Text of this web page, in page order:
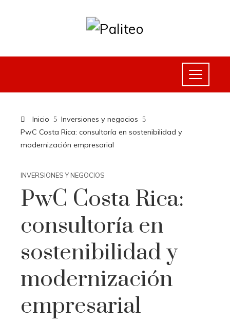
Inicio
Inversiones y negocios
PwC Costa Rica: consultoría en sostenibilidad y
modernización empresarial
INVERSIONES Y NEGOCIOS
PwC Costa Rica:
consultoría en
sostenibilidad y
modernización
empresarial